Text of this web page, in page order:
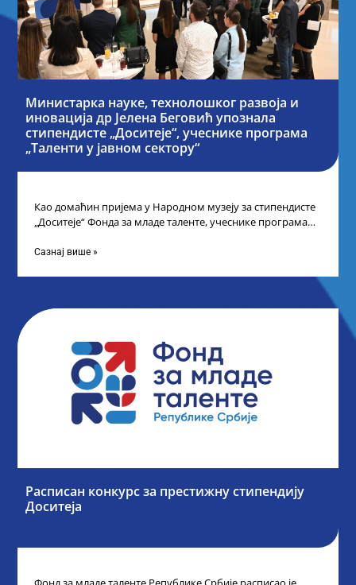
Министарка науке, технолошког развоја и
иновација др Јелена Беговић упознала
стипендисте „Доситеје“, учеснике програма
„Таленти у јавном сектору“
Као домаћин пријема у Народном музеју за стипендисте
„Доситеје“ Фонда за младе таленте, учеснике програма
Сазнај више »
Расписан конкурс за престижну стипендију
Доситеја